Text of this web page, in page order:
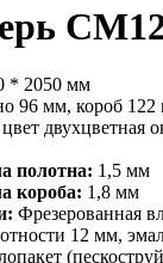
* 2050 мм
96 мм, короб
двухцветная
полотна: 1,5 мм
короба: 1,8 мм
Фрезерованная
12 мм,